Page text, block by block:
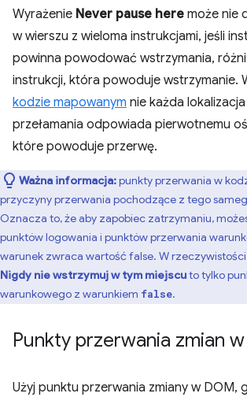
Wyrażenie Never pause here może nie
w wierszu z wieloma instrukcjami, jeśli
powinna powodować wstrzymania,
instrukcji, która powoduje wstrzymanie.
kodzie mapowanym nie każda
przełamania odpowiada pierwotnemu
które powoduje przerwę.
Ważna informacja:punkty przerwania w
przyczyny przerwania pochodzące z tego
Oznacza to, że aby zapobiec zatrzymaniu,
punktów logowania i punktów przerwania
warunek zwraca wartość false. W
Nigdy nie wstrzymuj w tym miejscuto tylko
warunkowego z warunkiem false.
Punkty przerwania zmian
Użyj punktu przerwania zmiany w DOM,